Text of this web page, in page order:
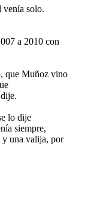
venía solo.
a 2010 con
que Muñoz vino
lo dije
siempre,
y una valija, por